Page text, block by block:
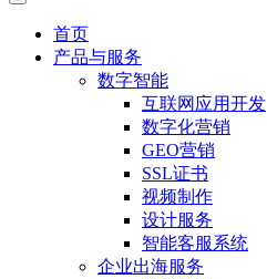
首页
产品与服务
数字智能
互联网应用开发
数字化营销
GEO营销
SSL证书
视频制作
设计服务
智能客服系统
企业出海服务